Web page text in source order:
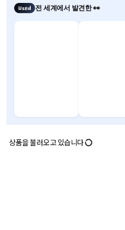
전 세계에서 발견한 👀
상품을 불러오고 있습니다